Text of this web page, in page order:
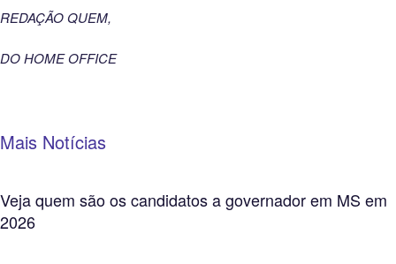
REDAÇÃO QUEM,
DO HOME OFFICE
Mais Notícias
Veja quem são os candidatos a governador em MS em
2026